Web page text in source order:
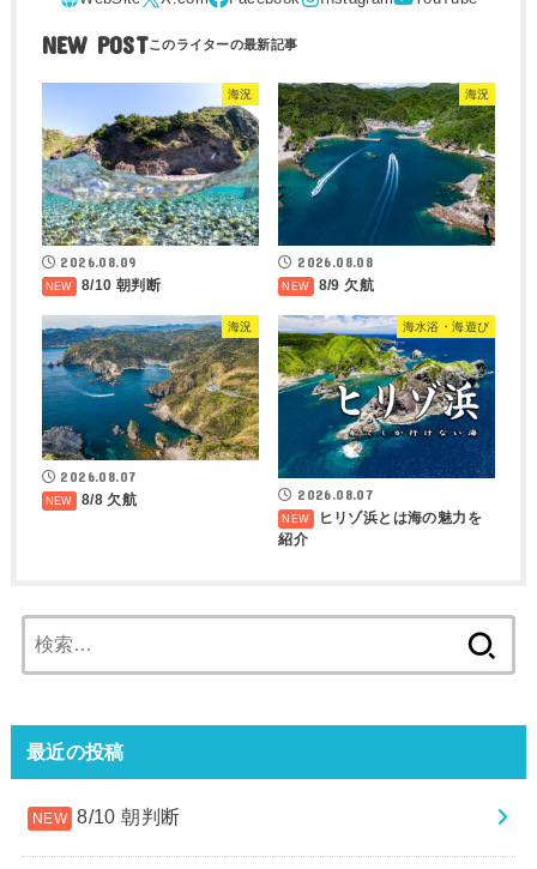
NEW POST
海況
2026.08.09
8/10 朝判断
海況
2026.08.08
8/9 欠航
海況
2026.08.07
8/8 欠航
海水浴・海遊び
2026.08.07
ヒリゾ浜とは海の魅力を
紹介
索:
最近の投稿
8/10 朝判断